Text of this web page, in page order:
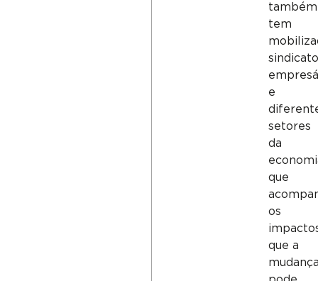
também
tem
e
setores
da
que
os
que a